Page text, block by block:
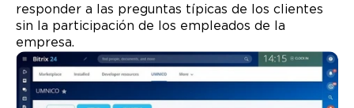
responder a las preguntas típicas de los clientes
sin la participación de los empleados de la
empresa.